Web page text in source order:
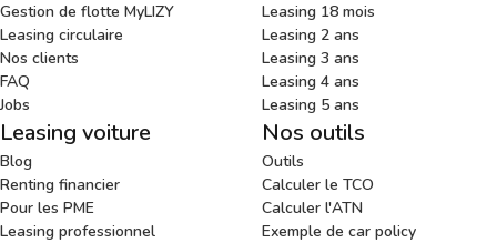
Gestion de flotte MyLIZY
Leasing circulaire
Nos clients
FAQ
Jobs
Leasing 18 mois
Leasing 2 ans
Leasing 3 ans
Leasing 4 ans
Leasing 5 ans
Leasing voiture
Blog
Renting financier
Pour les PME
Leasing professionnel
Nos outils
Outils
Calculer le TCO
Calculer l'ATN
Exemple de car policy